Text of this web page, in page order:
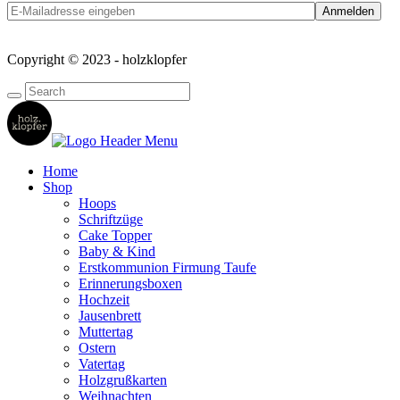
Copyright © 2023 - holzklopfer
Home
Shop
Hoops
Schriftzüge
Cake Topper
Baby & Kind
Erstkommunion Firmung Taufe
Erinnerungsboxen
Hochzeit
Jausenbrett
Muttertag
Ostern
Vatertag
Holzgrußkarten
Weihnachten